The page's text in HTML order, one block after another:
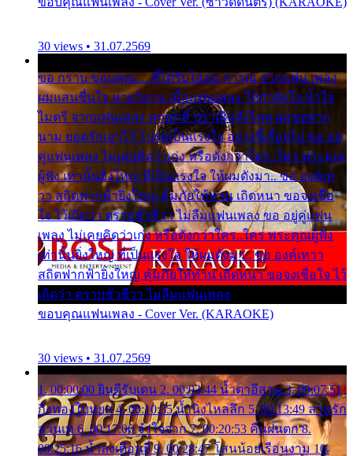
30 views • 31.07.2569
ขอ กราบ ขอบคุณ.... ที่ได้รับไออุ่น การุณ จากแฟน เพลง
ผมแสนชื่นใจ หายวังเวง เมื่อแฟนเพลง ให้กำลังใจ น้ำใจ
ไมตรี จากแฟนเพลง ทุกทุกที่ ปราณีหลั่งไหล ผมขอฝาก
นาม ยอดรักเอาไว้ โปรดเป็นแรงใจ อย่างนี้เรื่อยไป ขอ อยู่
คู่แฟนเพลง ไม่เคยคิดว่าเก่ง หรือดังกว่าใคร..ใคร พระคุณ
ผู้ฟัง เท่านั้นยิ่งใหญ่ ที่เป็นแรงใจ ให้ผมดังมา.. ขอ องค์เท
วา สถิตฟากฟ้ายิ่งใหญ่ คุ้มภัยให้ท่าน เถิดหนา ขอจงเชื่อ
ใจ ไว้เถิดว่า ตราบชั่วชีวา ไม่ลืมแฟนเพลง ขอ อยู่คู่แฟน
เพลง ไม่เคยคิดว่าเก่ง หรือดังกว่าใคร..ใคร พระคุณผู้ฟัง
เท่านั้นยิ่งใหญ่ ที่เป็นแรงใจ ให้ผมดังมา.. ขอ องค์เทวา
สถิตฟากฟ้ายิ่งใหญ่ คุ้มภัยให้ท่าน เถิดหนา ขอจงเชื่อใจ ไว้
เถิดว่า ตราบชั่วชีวา ไม่ลืมแฟนเพลง
ขอบคุณแฟนเพลง - Cover Ver. (KARAOKE)
30 views • 31.07.2569
1. 00:00:00 ยินดีรับเดน 2. 00:03:44 น้ำตาอีสาน 3. 00:07:51
กิ่งทองใบหยก 4. 00:10:35 น้ำนิ่งไหลลึก 5. 00:13:49 ลานรัก
ลานเท 6. 00:17:06 จำใจจาก 7. 00:20:53 คืนฝนตก 8.
00:25:16 น้ำลงเดือนยี่ 9. 00:28:47 โสนน้อยเรือนงาม 10.